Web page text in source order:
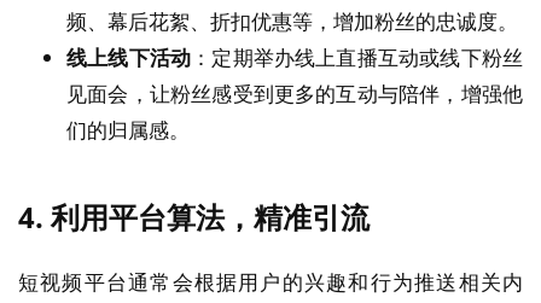
频、幕后花絮、折扣优惠等，增加粉丝的忠诚度。
线上线下活动 ：定期举办线上直播互动或线下粉丝
见面会，让粉丝感受到更多的互动与陪伴，增强他
们的归属感。
4.利用平台算法，精准引流
短视频平台通常会根据用户的兴趣和行为推送相关内